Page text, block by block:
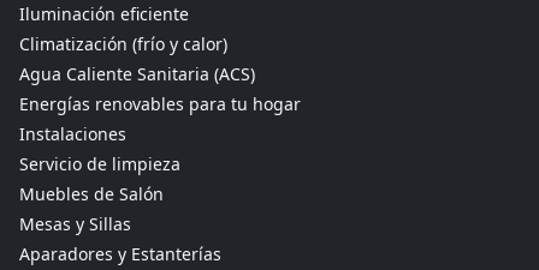
Iluminación eficiente
Climatización (frío y calor)
Agua Caliente Sanitaria (ACS)
Energías renovables para tu hogar
Instalaciones
Servicio de limpieza
Muebles de Salón
Mesas y Sillas
Aparadores y Estanterías